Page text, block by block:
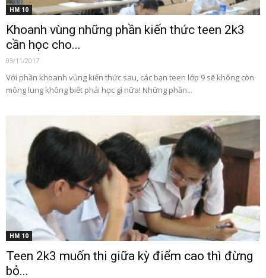
HM 10
Khoanh vùng những phần kiến thức teen 2k3
cần học cho...
03/11/2017
Với phần khoanh vùng kiến thức sau, các bạn teen lớp 9 sẽ không còn
mông lung không biết phải học gì nữa! Những phần...
HM 10
Teen 2k3 muốn thi giữa kỳ điểm cao thì đừng
bỏ...